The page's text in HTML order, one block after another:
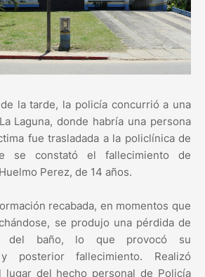
la tarde, la policía concurrió a una
Laguna, donde habría una persona
fue trasladada a la policlínica de
se constató el fallecimiento de
Perez, de 14 años.
recabada, en momentos que
se produjo una pérdida de
del baño, lo que provocó su
y posterior fallecimiento. Realizó
lugar del hecho personal de Policía